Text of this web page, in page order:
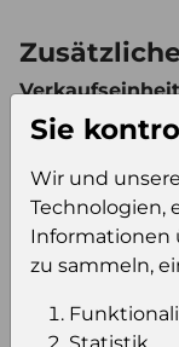
Verkaufseinheit
(VE)
pro Palette
Konsumeinheit
Stückzahl pro
Palette
Sie
Wir und
Technologien,
Informationen
zu sammeln,